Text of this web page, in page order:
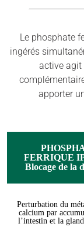
Le phosphate
ingérés
active agit
apporter
FERRIQUE
Blocage de la
Perturbation du
calcium par
l’intestin et la